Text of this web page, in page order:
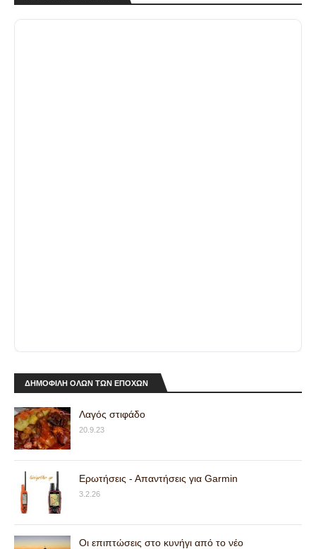
ΔΗΜΟΦΙΛΗ ΟΛΩΝ ΤΩΝ ΕΠΟΧΩΝ
Λαγός στιφάδο
20.9.23
Ερωτήσεις - Απαντήσεις για Garmin
3.2.26
Οι επιπτώσεις στο κυνήγι από το νέο